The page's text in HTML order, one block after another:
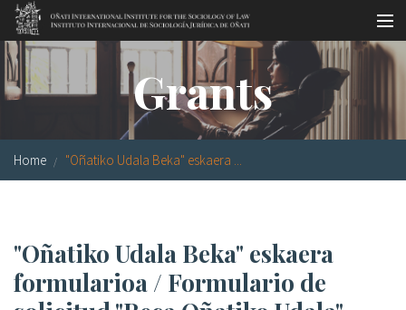
Skip to main content
Socio-legal Master
Workshops
Visiting scholars
Library
Socio-legal Network
Grants
Grants
Home "Oñatiko Udala Beka" eskaera ...
"Oñatiko Udala Beka" eskaera
formularioa / Formulario de